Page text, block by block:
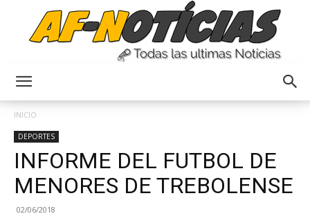
INICIO
DEPORTES
INFORME DEL FUTBOL DE
MENORES DE TREBOLENSE
02/06/2018